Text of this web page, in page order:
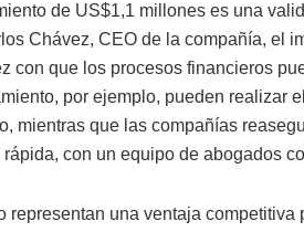
de US$1,1 millones es una
Chávez, CEO de la compañía, el
con que los procesos financieros
por ejemplo, pueden realizar
mientras que las compañías
con un equipo de abogados
representan una ventaja